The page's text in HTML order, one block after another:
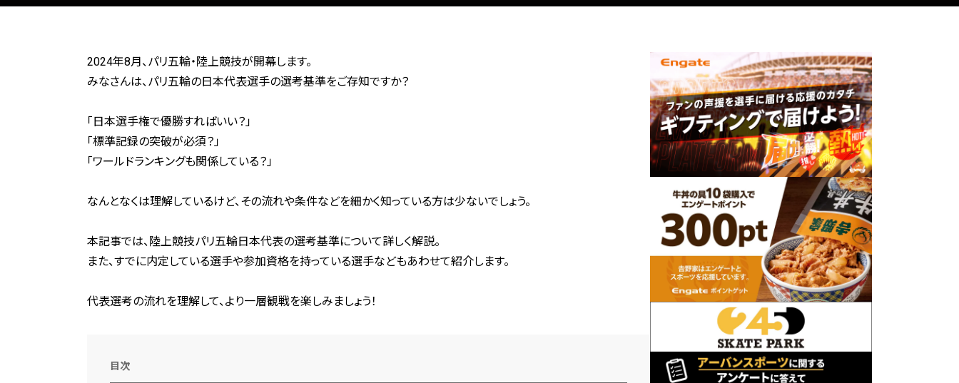
2024年8月、パリ五輪・陸上競技が開幕します。
みなさんは、パリ五輪の日本代表選手の選考基準をご存知ですか？
「日本選手権で優勝すればいい？」
「標準記録の突破が必須？」
「ワールドランキングも関係している？」
なんとなくは理解しているけど、その流れや条件などを細かく知っている方は少ないでしょう。
本記事では、陸上競技パリ五輪日本代表の選考基準について詳しく解説。
また、すでに内定している選手や参加資格を持っている選手などもあわせて紹介します。
代表選考の流れを理解して、より一層観戦を楽しみましょう！
目次